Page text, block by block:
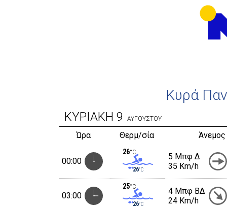
Κυρά
ΚΥΡΙΑΚΗ 9 ΑΥΓΟΥΣΤΟΥ
Ώρα Θερμ/σία Άνεμος
00:00
26°C
26°C
5 Μπφ Δ
35 Km/h
03:00
25°C
26°C
4 Μπφ ΒΔ
24 Km/h